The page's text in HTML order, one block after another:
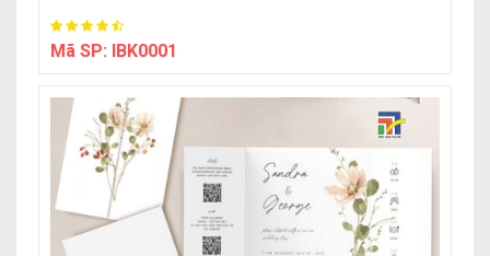
Mã SP: IBK0001